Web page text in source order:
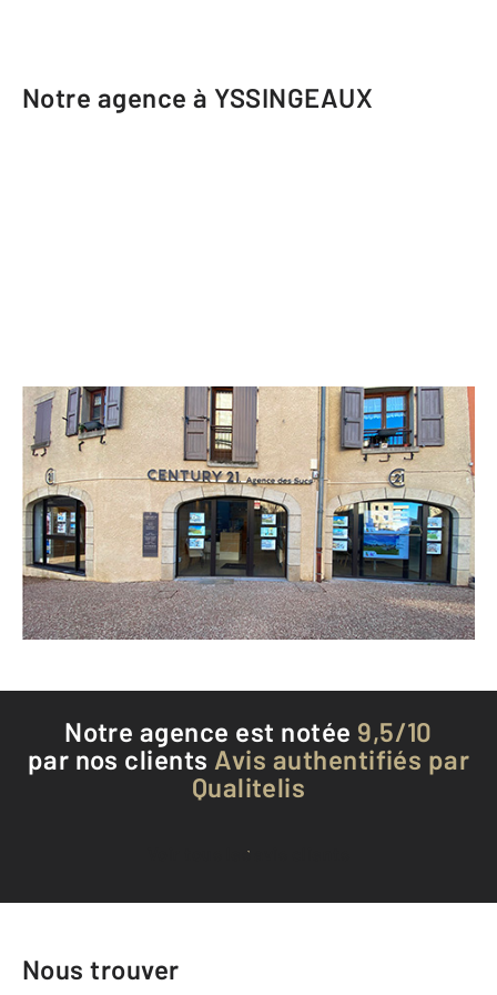
Notre agence à YSSINGEAUX
CENTURY 21 Agence des Sucs
18 place du Prieuré
YSSINGEAUX - 43200
Envoyer un message
Téléphoner à l'agence
Notre agence est notée 9,5/10
par nos clients Avis authentifiés par
Qualitelis
Voir tous les avis clients
Nous trouver